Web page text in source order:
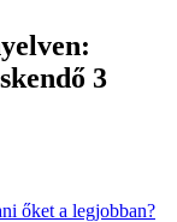
3
őket a legjobban?